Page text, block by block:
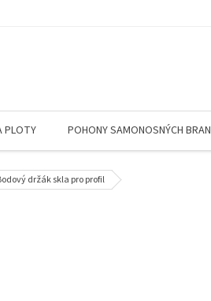
PLOTY POHONY SAMONOSNÝCH BRAN
držák skla pro profil